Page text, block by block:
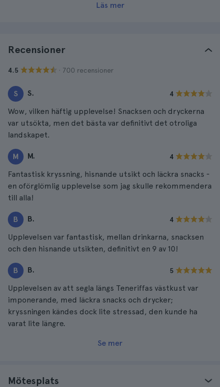
Läs mer
Recensioner
4.5 · 700 recensioner
S S. 4
Wow, vilken häftig upplevelse! Snacksen och dryckerna
var utsökta, men det bästa var definitivt det otroliga
landskapet.
M M. 4
Fantastisk kryssning, hisnande utsikt och läckra snacks -
en oförglömlig upplevelse som jag skulle rekommendera
till alla!
B B. 4
Upplevelsen var fantastisk, mellan drinkarna, snacksen
och den hisnande utsikten, definitivt en 9 av 10!
B B. 5
Upplevelsen av att segla längs Teneriffas västkust var
imponerande, med läckra snacks och drycker;
kryssningen kändes dock lite stressad, den kunde ha
varat lite längre.
Se mer
Mötesplats